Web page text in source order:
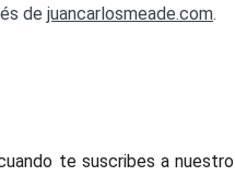
de juancarlosmeade.com.
te suscribes a nuestro